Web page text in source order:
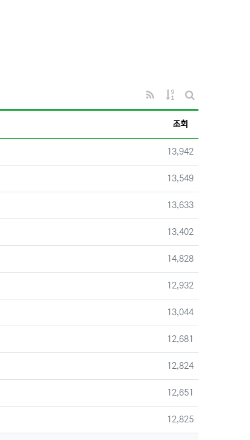
RSS
게시물 정렬
게시판 검색
조회
조회
13,942
조회
13,549
조회
13,633
조회
13,402
조회
14,828
조회
12,932
조회
13,044
조회
12,681
조회
12,824
조회
12,651
조회
12,825